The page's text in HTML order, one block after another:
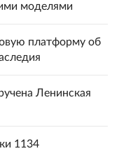
моделями
платформу об
Ленинская
1134